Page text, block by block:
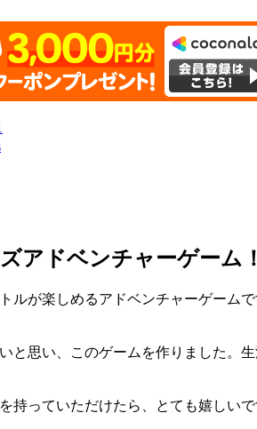
アドベンチャーゲーム！
が楽しめるアドベンチャーゲーム
と思い、このゲームを作りました
持っていただけたら、とても嬉しいで